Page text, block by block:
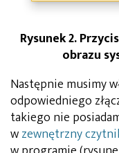
Rysunek 2.
obrazu
Następnie musimy
odpowiedniego
takiego nie
wzewnętrzny